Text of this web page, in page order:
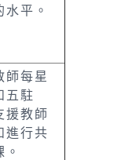
水平。
師每星
五駐
援教師
進行共
。